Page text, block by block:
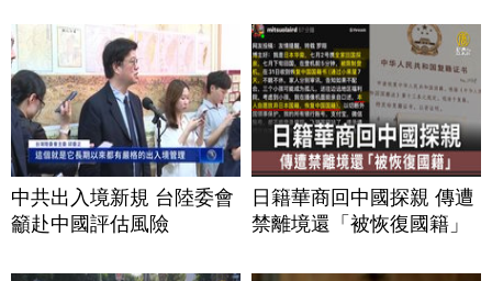
中共出入境新規 台陸委會
籲赴中國評估風險
日籍華商回中國探親 傳遭
禁離境還「被恢復國籍」